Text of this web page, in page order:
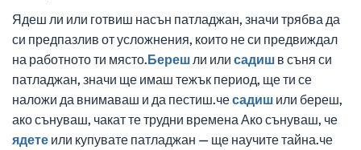
Ядеш ли или готвиш насън патладжан, значи трябва да
си предпазлив от усложнения, които не си предвиждал
на работното ти място. Береш ли или садиш в съня си
патладжан, значи ще имаш тежък период, ще ти се
наложи да внимаваш и да пестиш.чесадиш или береш,
ако сънуваш, чакат те трудни времена Ако сънуваш, че
ядете или купувате патладжан — ще научите тайна.че